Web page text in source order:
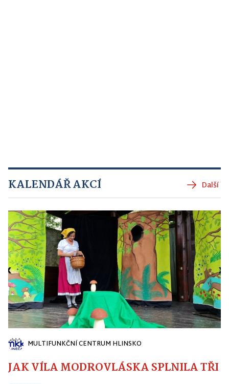
KALENDÁŘ AKCÍ Další
MULTIFUNKČNÍ CENTRUM HLINSKO
JAK VÍLA MODROVLÁSKA SPLNILA